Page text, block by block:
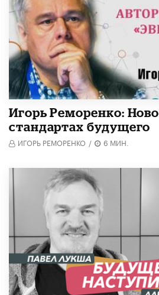
Игорь Реморенко:
стандартах будущего
ИГОРЬ РЕМОРЕНКО / 6 МИН.